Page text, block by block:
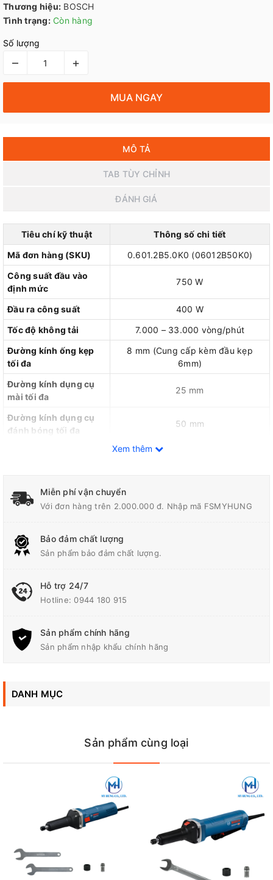
Thương hiệu: BOSCH
Tình trạng: Còn hàng
Số lượng
– +
MUA NGAY
MÔ TẢ
TAB TÙY CHỈNH
ĐÁNH GIÁ
Tiêu chí kỹ thuật
Thông số chi tiết
Mã đơn hàng (SKU)
0.601.2B5.0K0 (06012B50K0)
Công suất đầu vào
định mức
750 W
Đầu ra công suất
400 W
Tốc độ không tải
7.000 – 33.000 vòng/phút
Đường kính ống kẹp
tối đa
8 mm (Cung cấp kèm đầu kẹp
6mm)
Đường kính dụng cụ
mài tối đa
25 mm
Đường kính dụng cụ
đánh bóng tối đa
50 mm
Kích thước tổng thể
197 x 85 x 49 mm
Bảng thông số kỹ thuật máy mài thẳng Bosch GGS 30 LS
Máy mài thẳng Bosch GGS 30 LS Professional (SKU:
cho người thợ trong quá trình vận hành. Sở hữu khối động cơ
công suất 750W cùng tốc độ vòng tua cực lớn lên đến 33.000
cấu mối hàn hoặc tẩy gỉ sét tại những vị trí chật hẹp, chịu giới
Xem thêm
Miễn phí vận chuyển
Với đơn hàng trên 2.000.000 đ. Nhập mã FSMYHUNG
Bảo đảm chất lượng
Sản phẩm bảo đảm chất lượng.
Hỗ trợ 24/7
Hotline:0944 180 915
Sản phẩm chính hãng
Sản phẩm nhập khẩu chính hãng
DANH MỤC
Sản phẩm cùng loại